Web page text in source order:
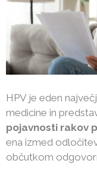
HPV je eden
medicine in
pojavnosti rakov
ena izmed
občutkom